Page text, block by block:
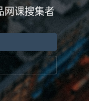
网课搜集者